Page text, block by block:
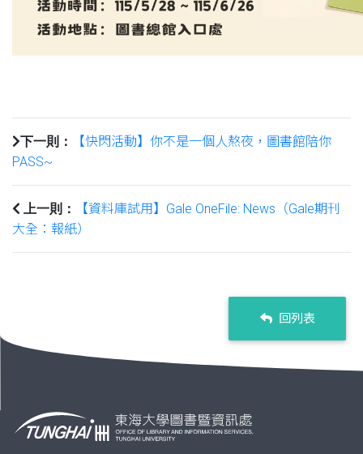
下一則：
【快閃活動】你不是一個人熬夜，圖書館陪你
PASS~
上一則：
【資料庫試用】Gale OneFile: News（Gale期刊
大全：報紙）
回列表